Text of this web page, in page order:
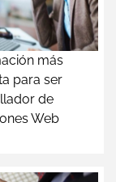
más
para ser
de
Web